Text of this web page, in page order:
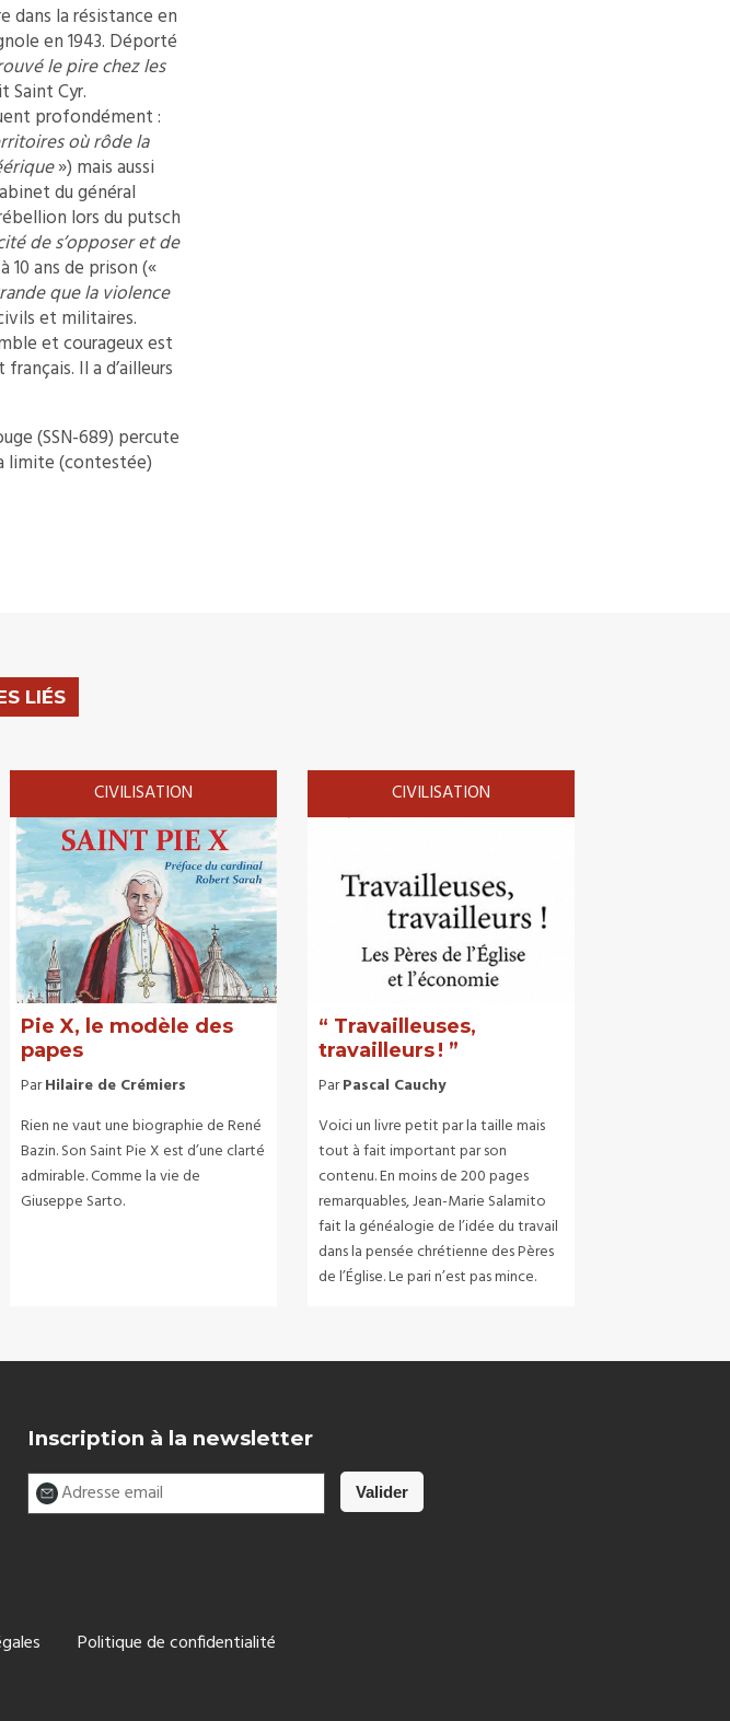
dans la résistance en
en 1943. Déporté
le pire chez les
Saint Cyr.
profondément :
où rôde la
») mais aussi
du général
lors du putsch
de s’opposer et de
10 ans de prison («
que la violence
et militaires.
et courageux est
Il a d’ailleurs
(SSN-689) percute
limite (contestée)
LIÉS
CIVILISATION
Pie X, le modèle des
papes
ParHilaire de Crémiers
Rien ne vaut une biographie de René
Bazin. Son Saint Pie X est d’une clarté
admirable. Comme la vie de
Giuseppe Sarto.
CIVILISATION
“ Travailleuses,
travailleurs ! ”
ParPascal Cauchy
Voici un livre petit par la taille mais
tout à fait important par son
contenu. En moins de 200 pages
remarquables, Jean-Marie Salamito
fait la généalogie de l’idée du travail
dans la pensée chrétienne des Pères
de l’Église. Le pari n’est pas mince.
Inscription à la newsletter
Politique de confidentialité